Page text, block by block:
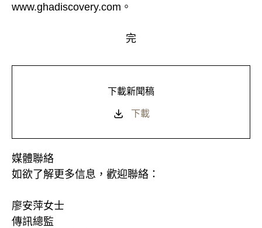
www.ghadiscovery.com。
完
下載新聞稿
下載
媒體聯絡
如欲了解更多信息，歡迎聯絡：
廖安萍女士
傳訊總監